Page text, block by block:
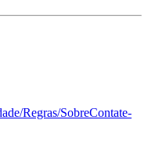
/Regras/SobreContate-